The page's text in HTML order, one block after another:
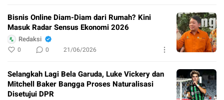
Bisnis Online Diam-Diam dari Rumah? Kini
Masuk Radar Sensus Ekonomi 2026
Redaksi
0 0 21/06/2026
Selangkah Lagi Bela Garuda, Luke Vickery dan
Mitchell Baker Bangga Proses Naturalisasi
Disetujui DPR